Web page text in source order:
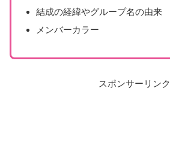
結成の経緯やグループ名の由来
メンバーカラー
スポンサーリンク